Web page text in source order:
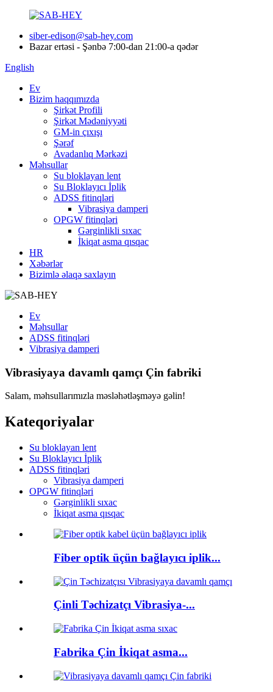
siber-edison@sab-hey.com
Bazar ertəsi - Şənbə 7:00-dan 21:00-a qədər
English
Ev
Bizim haqqımızda
Şirkət Profili
Şirkət Mədəniyyəti
GM-in çıxışı
Şərəf
Avadanlıq Mərkəzi
Məhsullar
Su bloklayan lent
Su Bloklayıcı İplik
ADSS fitinqləri
Vibrasiya damperi
OPGW fitinqləri
Gərginlikli sıxac
İkiqat asma qısqac
HR
Xəbərlər
Bizimlə əlaqə saxlayın
Ev
Məhsullar
ADSS fitinqləri
Vibrasiya damperi
Vibrasiyaya davamlı qamçı Çin fabriki
Salam, məhsullarımızla məsləhətləşməyə gəlin!
Kateqoriyalar
Su bloklayan lent
Su Bloklayıcı İplik
ADSS fitinqləri
Vibrasiya damperi
OPGW fitinqləri
Gərginlikli sıxac
İkiqat asma qısqac
Fiber optik üçün bağlayıcı iplik...
Çinli Təchizatçı Vibrasiya-...
Fabrika Çin İkiqat asma...